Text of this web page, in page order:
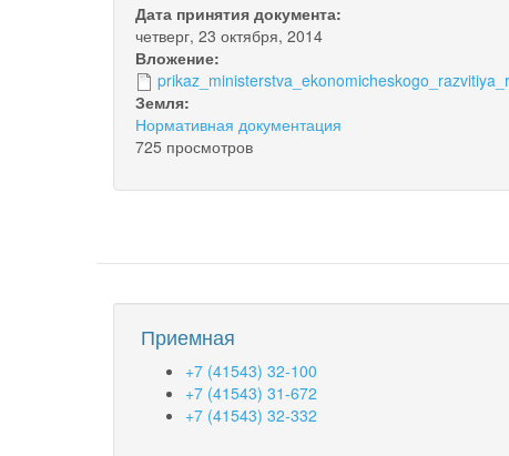
Дата принятия документа:
четверг, 23 октября, 2014
Вложение:
Земля:
Нормативная документация
725 просмотров
Приемная
+7 (41543) 32-100
+7 (41543) 31-672
+7 (41543) 32-332